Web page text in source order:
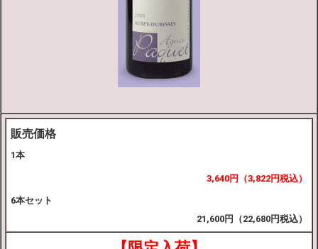
販売価格
1本
3,640円（3,822円税込）
6本セット
21,600円（22,680円税込）